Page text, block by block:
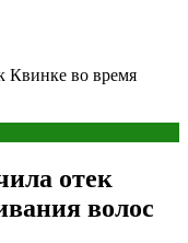
Квинке во время
отек
волос